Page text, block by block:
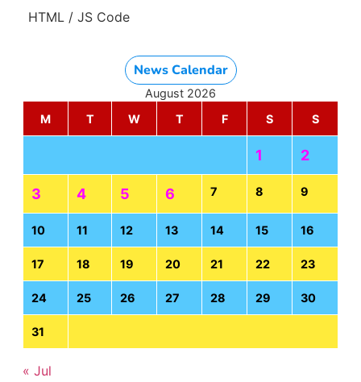
HTML / JS Code
News Calendar
August 2026
M
T W T F S S
1 2
3 4 5 6 7 8 9
10 11 12 13 14 15 16
17 18 19 20 21 22 23
24 25 26 27 28 29 30
31
« Jul